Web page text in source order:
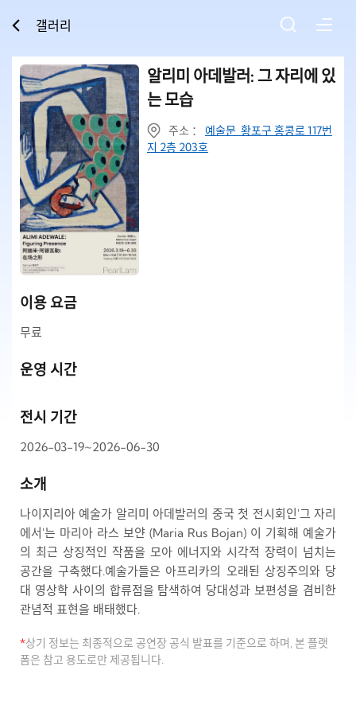
갤러리
알리미 아데발러: 그 자리에 있
는 모습
주소 ： 예술문 황포구 홍콩로 117번
지 2층 203호
이용 요금
무료
운영 시간
전시 기간
2026-03-19~2026-06-30
소개
나이지리아 예술가 알리미 아데발러의 중국 첫 전시회인'그 자리
에서'는 마리아 라스 보얀 (Maria Rus Bojan) 이 기획해 예술가
의 최근 상징적인 작품을 모아 에너지와 시각적 장력이 넘치는
공간을 구축했다.예술가들은 아프리카의 오래된 상징주의와 당
대 영상학 사이의 합류점을 탐색하여 당대성과 보편성을 겸비한
관념적 표현을 배태했다.
*상기 정보는 최종적으로 공연장 공식 발표를 기준으로 하며, 본 플랫
폼은 참고 용도로만 제공됩니다.